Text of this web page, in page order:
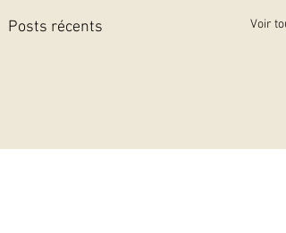
Posts récents Voir tout